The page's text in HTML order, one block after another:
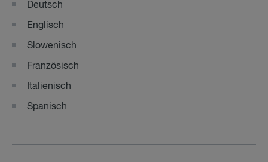
Deutsch
Englisch
Slowenisch
Französisch
Italienisch
Spanisch